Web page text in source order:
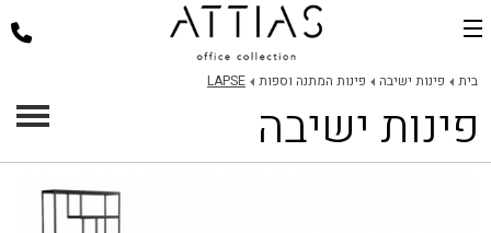
בית
דלפקי קבלה
כסאות למשרד
בית פינות ישיבה פינות המתנה וספות LAPSE
פינות ישיבה